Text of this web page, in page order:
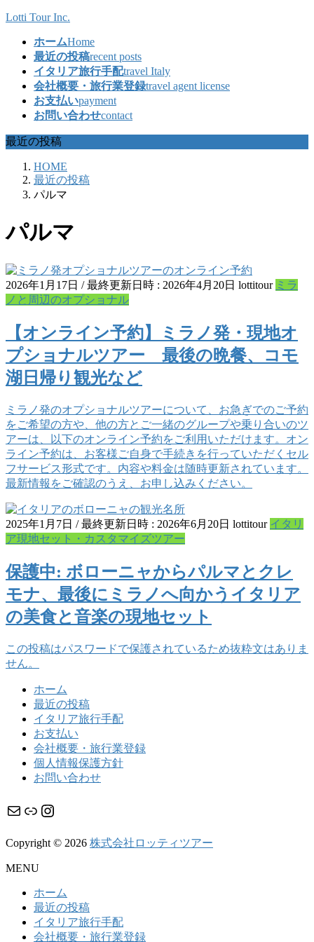
コ
ッ
プ
ナ
移
動
Lotti Tour Inc.
ホームHome
最近の投稿recent posts
イタリア旅行手配travel Italy
会社概要・旅行業登録travel agent license
お支払いpayment
お問い合わせcontact
最近の投稿
HOME
最近の投稿
パルマ
パルマ
2026年1月17日 / 最終更新日時 : 2026年4月20日 lottitour ミラ
ノと周辺のオプショナル
【オンライン予約】ミラノ発・現地オ
プショナルツアー 最後の晩餐、コモ
湖日帰り観光など
ミラノ発のオプショナルツアーについて、お急ぎでのご予約
をご希望の方や、他の方とご一緒のグループや乗り合いのツ
アーは、以下のオンライン予約をご利用いただけます。オン
ライン予約は、お客様ご自身で手続きを行っていただくセル
フサービス形式です。内容や料金は随時更新されています。
最新情報をご確認のうえ、お申し込みください。
2025年1月7日 / 最終更新日時 : 2026年6月20日 lottitour イタリ
ア現地セット・カスタマイズツアー
保護中: ボローニャからパルマとクレ
モナ、最後にミラノへ向かうイタリア
の美食と音楽の現地セット
この投稿はパスワードで保護されているため抜粋文はありま
せん。
ホーム
最近の投稿
イタリア旅行手配
お支払い
会社概要・旅行業登録
個人情報保護方針
お問い合わせ
メール リンク Instagram
Copyright © 2026 株式会社ロッティツアー
MENU
ホーム
最近の投稿
イタリア旅行手配
会社概要・旅行業登録